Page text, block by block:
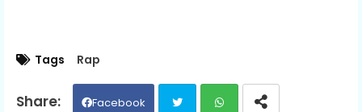
Tags Rap
Facebook